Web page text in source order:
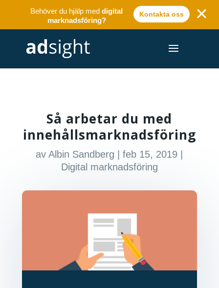
Behöver du hjälp meddigital
marknadsföring?
Kontakta oss
Så arbetar du med
innehållsmarknadsföring
avAlbin Sandberg |feb 15, 2019
Digital marknadsföring